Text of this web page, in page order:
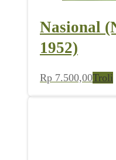
Nasional
1952)
Rp 7.500,00Troli